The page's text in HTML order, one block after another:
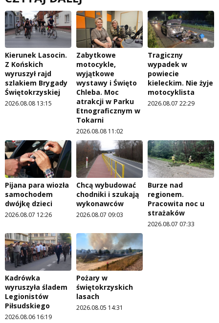
Kierunek Lasocin.
Z Końskich
wyruszył rajd
szlakiem Brygady
Świętokrzyskiej
2026.08.08 13:15
Zabytkowe
motocykle,
wyjątkowe
wystawy i Święto
Chleba. Moc
atrakcji w Parku
Etnograficznym w
Tokarni
2026.08.08 11:02
Tragiczny
wypadek w
powiecie
kieleckim. Nie żyje
motocyklista
2026.08.07 22:29
Pijana para wiozła
samochodem
dwójkę dzieci
2026.08.07 12:26
Chcą wybudować
chodniki i szukają
wykonawców
2026.08.07 09:03
Burze nad
regionem.
Pracowita noc u
strażaków
2026.08.07 07:33
Kadrówka
wyruszyła śladem
Legionistów
Piłsudskiego
2026.08.06 16:19
Pożary w
świętokrzyskich
lasach
2026.08.05 14:31